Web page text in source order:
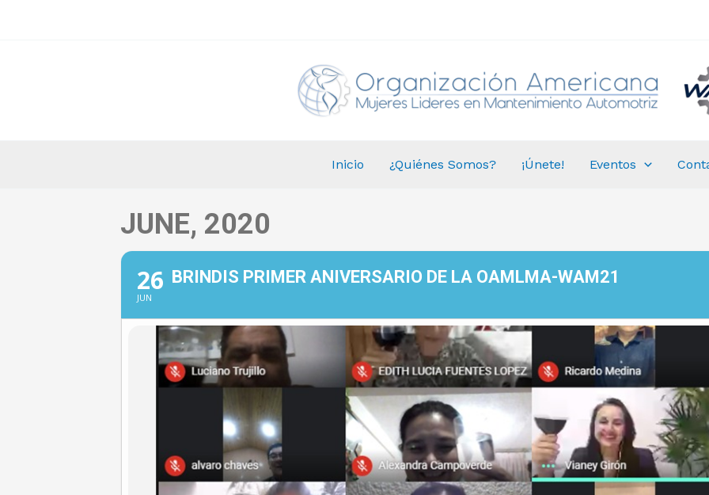
Inicio ¿Quiénes Somos? ¡Únete! Eventos
JUNE, 2020
26
JUN
BRINDIS PRIMER ANIVERSARIO DE LA OAMLMA-WAM21